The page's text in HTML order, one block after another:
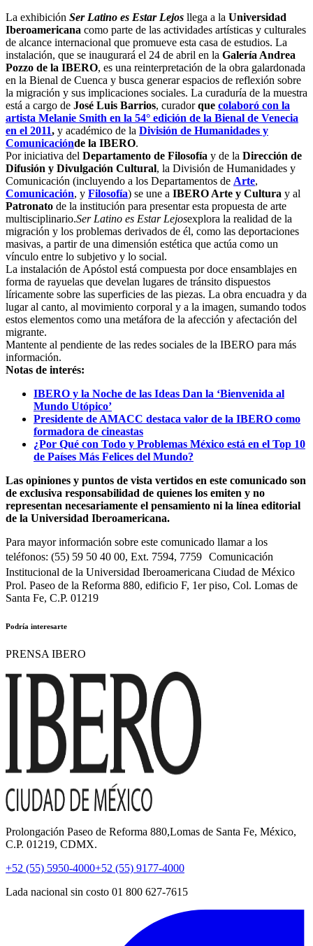
La exhibición Ser Latino es Estar Lejos llega a la Universidad
Iberoamericana como parte de las actividades artísticas y culturales
de alcance internacional que promueve esta casa de estudios. La
instalación, que se inaugurará el 24 de abril en la Galería Andrea
Pozzo de la IBERO, es una reinterpretación de la obra galardonada
en la Bienal de Cuenca y busca generar espacios de reflexión sobre
la migración y sus implicaciones sociales. La curaduría de la muestra
está a cargo de José Luis Barrios, curadorque colaboró con la
artista Melanie Smith en la 54° edición de la Bienal de Venecia
en el 2011, y académico de la División de Humanidades y
Comunicaciónde la IBERO.
Por iniciativa del Departamento de Filosofía y de la Dirección de
Difusión y Divulgación Cultural, la División de Humanidades y
Comunicación (incluyendo a los Departamentos de Arte,
Comunicación, y Filosofía) se une a IBERO Arte y Cultura y al
Patronato de la institución para presentar esta propuesta de arte
multisciplinario.Ser Latino es Estar Lejosexplora la realidad de la
migración y los problemas derivados de él, como las deportaciones
masivas, a partir de una dimensión estética que actúa como un
vínculo entre lo subjetivo y lo social.
La instalación de Apóstol está compuesta por doce ensamblajes en
forma de rayuelas que develan lugares de tránsito dispuestos
líricamente sobre las superficies de las piezas. La obra encuadra y da
lugar al canto, al movimiento corporal y a la imagen, sumando todos
estos elementos como una metáfora de la afección y afectación del
migrante.
Mantente al pendiente de las redes sociales de la IBERO para más
información.
Notas de interés:
IBERO y la Noche de las Ideas Dan la ‘Bienvenida al
Mundo Utópico’
Presidente de AMACC destaca valor de la IBERO como
formadora de cineastas
¿Por Qué con Todo y Problemas México está en el Top 10
de Países Más Felices del Mundo?
Las opiniones y puntos de vista vertidos en este comunicado son
de exclusiva responsabilidad de quienes los emiten y no
representan necesariamente el pensamiento ni la línea editorial
de la Universidad Iberoamericana.
Para mayor información sobre este comunicado llamar a los
teléfonos: (55) 59 50 40 00, Ext. 7594, 7759 Comunicación
Institucional de la Universidad Iberoamericana Ciudad de México
Prol. Paseo de la Reforma 880, edificio F, 1er piso, Col. Lomas de
Santa Fe, C.P. 01219
Podría interesarte
PRENSA IBERO
Prolongación Paseo de Reforma 880,Lomas de Santa Fe, México,
C.P. 01219, CDMX.
+52 (55) 5950-4000+52 (55) 9177-4000
Lada nacional sin costo 01 800 627-7615